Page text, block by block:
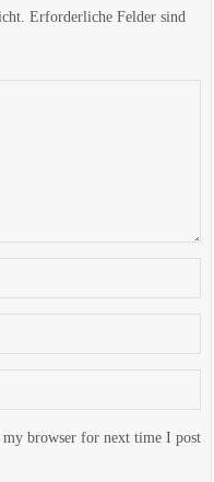
Erforderliche Felder sind
browser for next time I post